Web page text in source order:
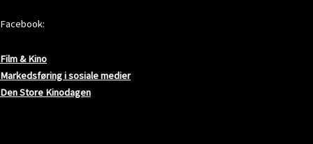
Facebook:
Film & Kino
Markedsføring i sosiale medier
Den Store Kinodagen